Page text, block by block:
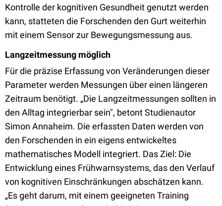
Kontrolle der kognitiven Gesundheit genutzt werden
kann, statteten die Forschenden den Gurt weiterhin
mit einem Sensor zur Bewegungsmessung aus.
Langzeitmessung möglich
Für die präzise Erfassung von Veränderungen dieser
Parameter werden Messungen über einen längeren
Zeitraum benötigt. „Die Langzeitmessungen sollten in
den Alltag integrierbar sein", betont Studienautor
Simon Annaheim. Die erfassten Daten werden von
den Forschenden in ein eigens entwickeltes
mathematisches Modell integriert. Das Ziel: Die
Entwicklung eines Frühwarnsystems, das den Verlauf
von kognitiven Einschränkungen abschätzen kann.
„Es geht darum, mit einem geeigneten Training